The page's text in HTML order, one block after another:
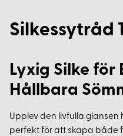
Silkessytråd
Lyxig Silke för
Hållbara
Upplev den livfulla glansen
perfekt för att skapa både